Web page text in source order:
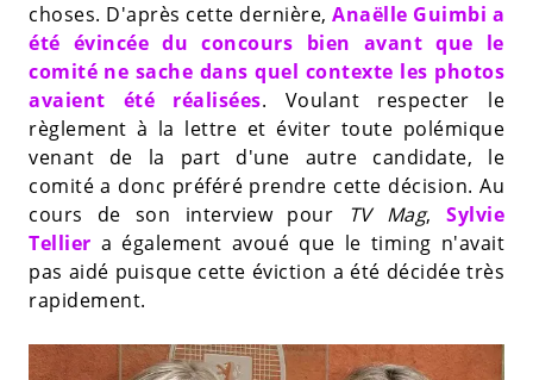
choses. D'après cette dernière, Anaëlle Guimbi a
été évincée du concours bien avant que le
comité ne sache dans quel contexte les photos
avaient été réalisées. Voulant respecter le
règlement à la lettre et éviter toute polémique
venant de la part d'une autre candidate, le
comité a donc préféré prendre cette décision. Au
cours de son interview pour
TV Mag,Sylvie
Tellier a également avoué que le timing n'avait
pas aidé puisque cette éviction a été décidée très
rapidement.